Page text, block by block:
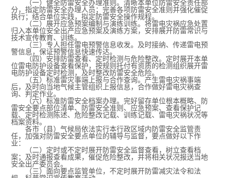
（一）健全防雷安全办理准则。清晰本单位防雷安全责任部
分，指定防雷安全办理人员；完善各项防雷安全准则并强化催促
执行；结合单位实践，拟定防雷安全操作规程。
（二）展开应急预案编制与演练训练。将雷电灾祸应急处置
归入本单位安全出产应急预案及演练方案，安排展开防雷常识与
技术宣传教育、训练。
（三）专人担任雷电预警信息收发。及时接纳、传递雷电预
警信息，保证预警信息快速传达。
（四）安排防雷查看、定时检测与危险整改。定时展开本单
位雷电防护设备查看保护，按规则托付有资质的检测组织展开雷
电防护设备定时检测，及时整改防雷安全危险。
（五）标准雷灾事端上报与合作查询。产生雷电灾祸事端
后，及时向当地气候主管组织上报信息，合作做好雷电灾祸查
询、判定作业。
（六）标准防雷安全档案办理。完好留存单位根本概略、防
雷安全要点部位清单、防雷安全准则、应急预案、查看保护记
载、定时检测陈述、危险整改记载、训练记载、雷电灾祸状况等
档案资料。
各市（县）气候局依法实行本行政区域内防雷安全监管责
任，加强对防雷安全要点单位的辅导与监督，要点做好以下作
业：
（二）定时或不定时展开防雷安全监督查看，树立查看档
案；及时通报查看成果，催促危险整改，并将相关状况报送当地
安全出产委员会。
（三）面向要点监管单位，不定时展开防雷减灾法令和法